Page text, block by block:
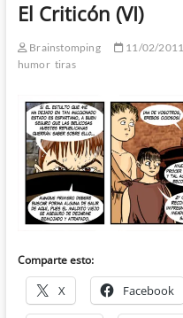
El Criticón (VI)
Brainstomping 11/02/2011
humor tiras
Comparte esto:
X Facebook